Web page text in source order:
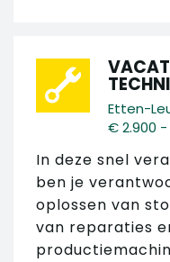
Etten-
€ 2.900
In deze snel
ben je
oplossen van
van reparaties